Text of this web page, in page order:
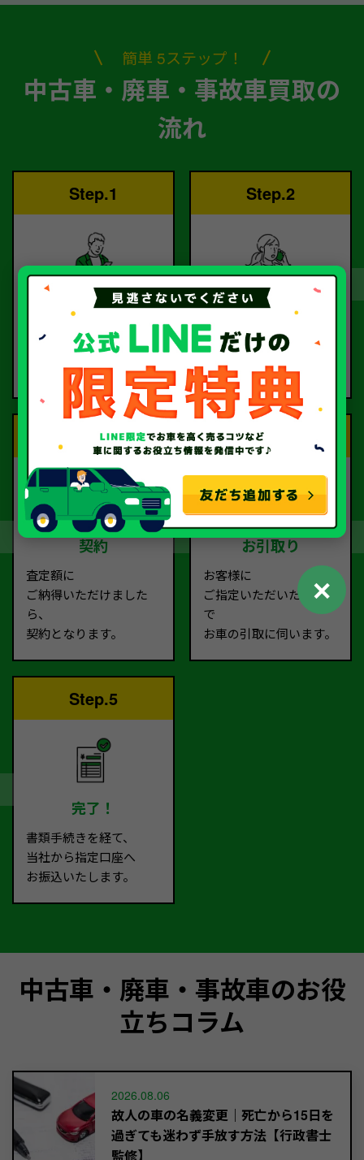
簡単 5ステップ！
中古車・廃車・事故車買取の
流れ
Step.1
ご依頼
お電話または査定フォー
ご依頼ください。
Step.2
査定
査定のプロが
お電話で回答いたしま
す。
Step.3
契約
査定額に
ご納得いただけました
ら、
契約となります。
Step.4
お引取り
お客様に
ご指定いただいた場所ま
で
お車の引取に伺います。
Step.5
完了！
書類手続きを経て、
当社から指定口座へ
お振込いたします。
中古車・廃車・事故車のお役
立ちコラム
2026.08.06
故人の車の名義変更｜死亡から15日を
過ぎても迷わず手放す方法【行政書士
監修】
✕